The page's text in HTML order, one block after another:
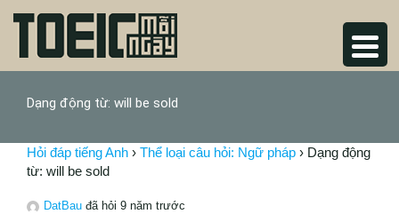
Dạng động từ: will be sold
Hỏi đáp tiếng Anh › Thể loại câu hỏi: Ngữ pháp › Dạng động
từ: will be sold
DatBau đã hỏi 9 năm trước